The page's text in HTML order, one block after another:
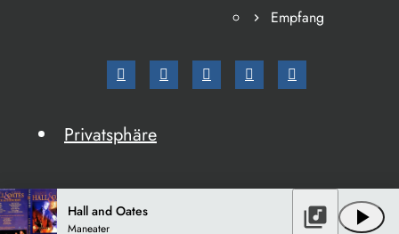
Empfang
Privatsphäre
Hall and Oates
Maneater play_arrow
library_music